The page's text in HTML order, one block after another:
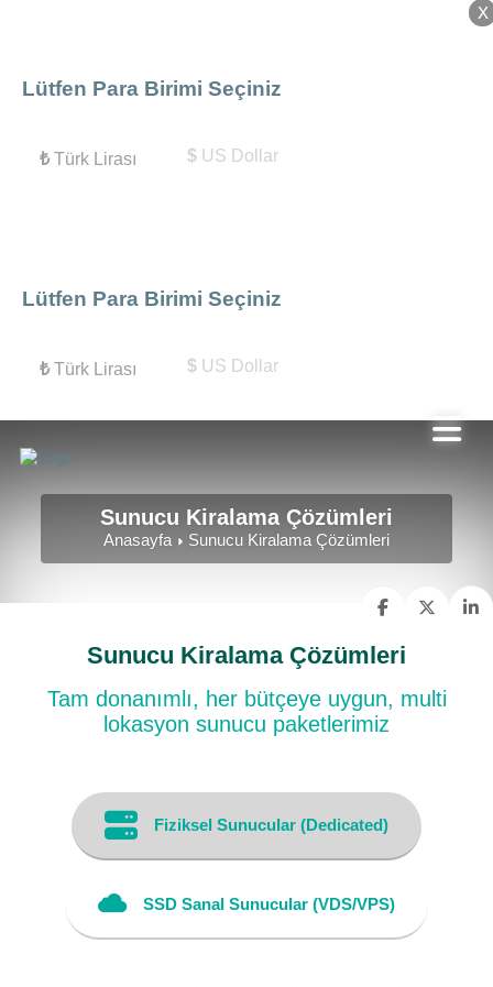
X
Lütfen Para Birimi Seçiniz
₺Türk Lirası $US Dollar
X
Lütfen Para Birimi Seçiniz
₺Türk Lirası $US Dollar
Sunucu Kiralama Çözümleri
Anasayfa Sunucu Kiralama Çözümleri
Sunucu Kiralama Çözümleri
Tam donanımlı, her bütçeye uygun, multi
lokasyon sunucu paketlerimiz
Fiziksel Sunucular (Dedicated)
SSD Sanal Sunucular (VDS/VPS)